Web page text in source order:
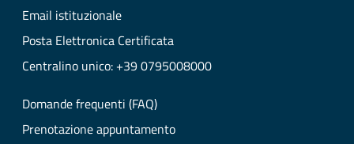
Email istituzionale
Posta Elettronica Certificata
Centralino unico: +39 0795008000
Domande frequenti (FAQ)
Prenotazione appuntamento